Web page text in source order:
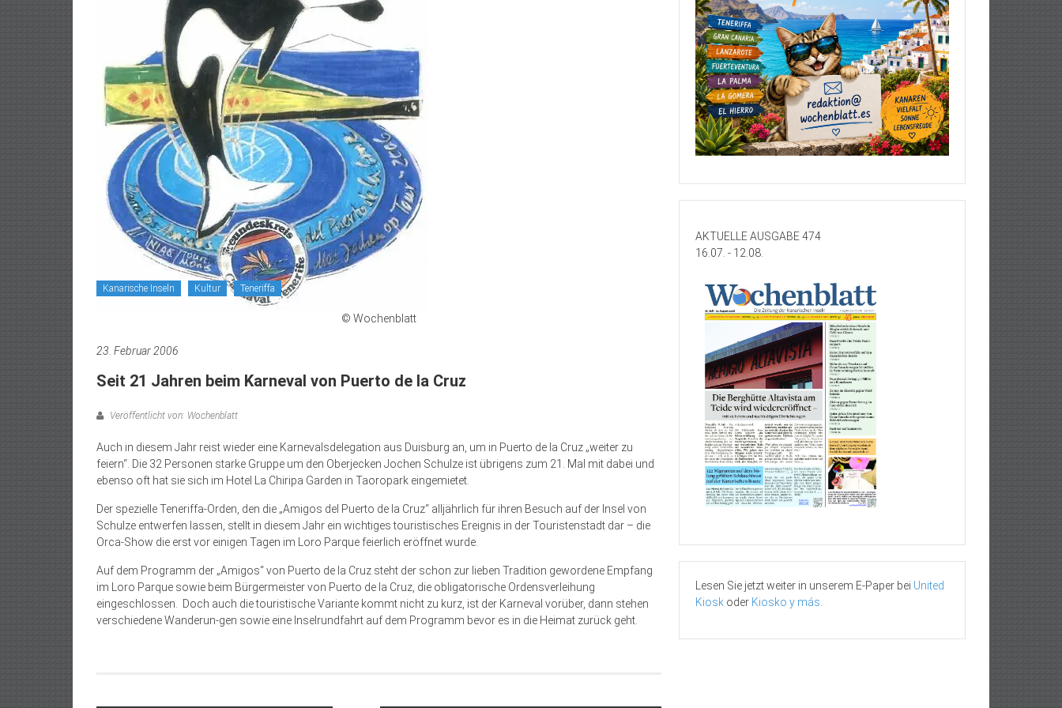
Kanarische Inseln Kultur Teneriffa
© Wochenblatt
23. Februar 2006
Seit 21 Jahren beim Karneval von Puerto de la Cruz
Veröffentlicht von: Wochenblatt
Auch in diesem Jahr reist wieder eine Karnevalsdelegation aus Duisburg an, um in Puerto de la Cruz „weiter zu
feiern“. Die 32 Personen starke Gruppe um den Oberjecken Jochen Schulze ist übrigens zum 21. Mal mit dabei und
ebenso oft hat sie sich im Hotel La Chiripa Garden in Taoropark eingemietet.
Der spezielle Teneriffa-Orden, den die „Amigos del Puerto de la Cruz“ alljährlich für ihren Besuch auf der Insel von
Schulze entwerfen lassen, stellt in diesem Jahr ein wichtiges touristisches Ereignis in der Touristenstadt dar – die
Orca-Show die erst vor einigen Tagen im Loro Parque feierlich eröffnet wurde.
Auf dem Programm der „Amigos“ von Puerto de la Cruz steht der schon zur lieben Tradition gewordene Empfang
im Loro Parque sowie beim Bürgermeister von Puerto de la Cruz, die obligatorische Ordensverleihung
eingeschlossen. Doch auch die touristische Variante kommt nicht zu kurz, ist der Karneval vorüber, dann stehen
verschiedene Wanderun-gen sowie eine Inselrundfahrt auf dem Programm bevor es in die Heimat zurück geht.
AKTUELLE AUSGABE 474
16.07. - 12.08.
Lesen Sie jetzt weiter in unserem E-Paper bei United
Kiosk oder Kiosko y más